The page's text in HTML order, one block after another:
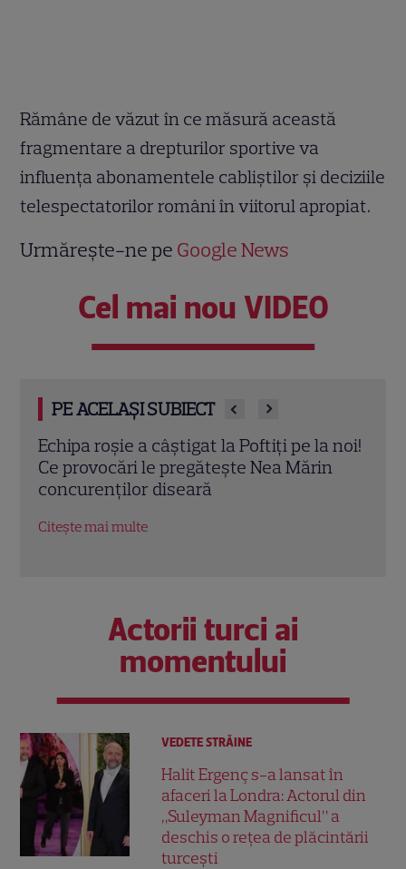
Rămâne de văzut în ce măsură această
fragmentare a drepturilor sportive va
influența abonamentele cabliștilor și deciziile
telespectatorilor români în viitorul apropiat.
Urmărește-ne pe Google News
Cel mai nou VIDEO
PE ACELAȘI SUBIECT
Echipa roșie a câștigat la Poftiți pe la noi!
Ce provocări le pregătește Nea Mărin
concurenților diseară
Citește mai multe
Actorii turci ai
momentului
VEDETE STRĂINE
Halit Ergenç s-a lansat în
afaceri la Londra: Actorul din
„Suleyman Magnificul” a
deschis o rețea de plăcintării
turcești